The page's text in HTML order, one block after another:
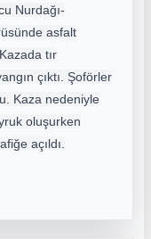
Nurdağı-
asfalt
tır
çıktı. Şoförler
Kaza nedeniyle
oluşurken
açıldı.